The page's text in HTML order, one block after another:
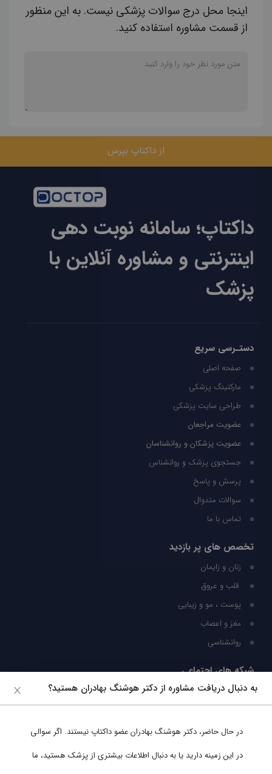
اینجا محل درج سوالات پزشکی نیست. به این منظور
از قسمت مشاوره استفاده کنید.
از داکتاپ بپرس
داکتاپ؛ سامانه نوبت دهی
اینترنتی و مشاوره آنلاین با
پزشک
دستـرسی سریع
صفحه اصلی
مارکتینگ پزشکی
طراحی سایت پزشکی
عضویت مراجعان
عضویت پزشکان و روانشناسان
جستجوی پزشک و روانشناس
پرسش و پاسخ
سوالات متدوال
تماس با ما
تخصص های پر بازدید
زنان و زایمان
قلب و عروق
پوست ، مو و زیبایی
مغز و اعصاب
روانشناسی
شبکه های اجتماعی
ما را در شبکه های اجتماعی دنبال کنید
به دنبال دریافت مشاوره از دکتر هوشنگ بهادران هستید؟
در حال حاضر، دکتر هوشنگ بهادرانعضو داکتاپ نیستند. اگر سوالی
در این زمینه دارید یا به دنبال اطلاعات بیشتری از پزشک هستید، ما